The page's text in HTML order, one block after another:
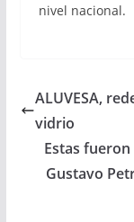
nivel nacional.
ALUVESA,
vidrio
Estas
Gustavo